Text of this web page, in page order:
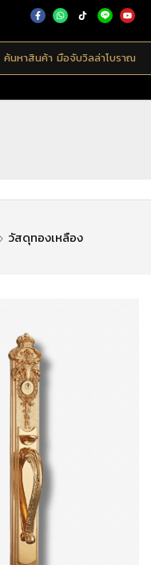
ค้นหาสินค้า มือจับวิลล่าโบราณ
วัสดุทองเหลือง